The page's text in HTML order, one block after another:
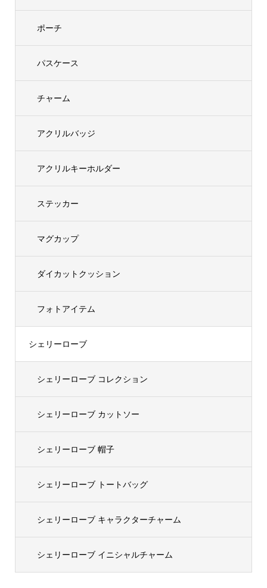
ポーチ
パスケース
チャーム
アクリルバッジ
アクリルキーホルダー
ステッカー
マグカップ
ダイカットクッション
フォトアイテム
シェリーローブ
シェリーローブ コレクション
シェリーローブ カットソー
シェリーローブ 帽子
シェリーローブ トートバッグ
シェリーローブ キャラクターチャーム
シェリーローブ イニシャルチャーム